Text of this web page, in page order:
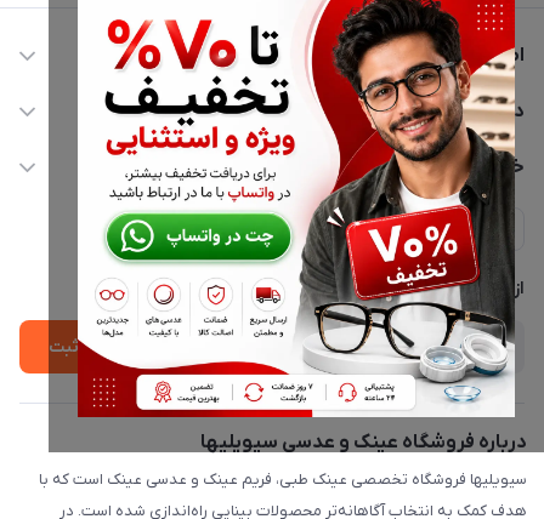
اطلاعات تماس
02177116909
info@civiliha.com
ارسال فوری در تهران + ارسال به سراسر کشور
دسترسی سریع
حساب کاربری
مجله فروشگاه
لیست محصولات
درباره ما
خدمات مشتریان
حریم خصوصی
پشتیبانی واتساپ 09397003162
از جدید‌ترین تخفیف‌ها با‌ خبر شوید
ثبت
درباره فروشگاه عینک و عدسی سیویلیها
سیویلیها فروشگاه تخصصی عینک طبی، فریم عینک و عدسی عینک است که با
هدف کمک به انتخاب آگاهانه‌تر محصولات بینایی راه‌اندازی شده است. در